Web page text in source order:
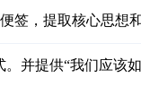
签，提取核心思想
并提供“我们应该